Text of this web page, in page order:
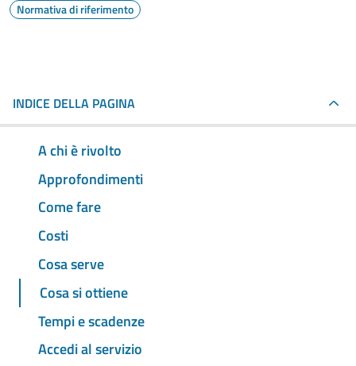
Normativa di riferimento
INDICE DELLA PAGINA
A chi è rivolto
Approfondimenti
Come fare
Costi
Cosa serve
Cosa si ottiene
Tempi e scadenze
Accedi al servizio